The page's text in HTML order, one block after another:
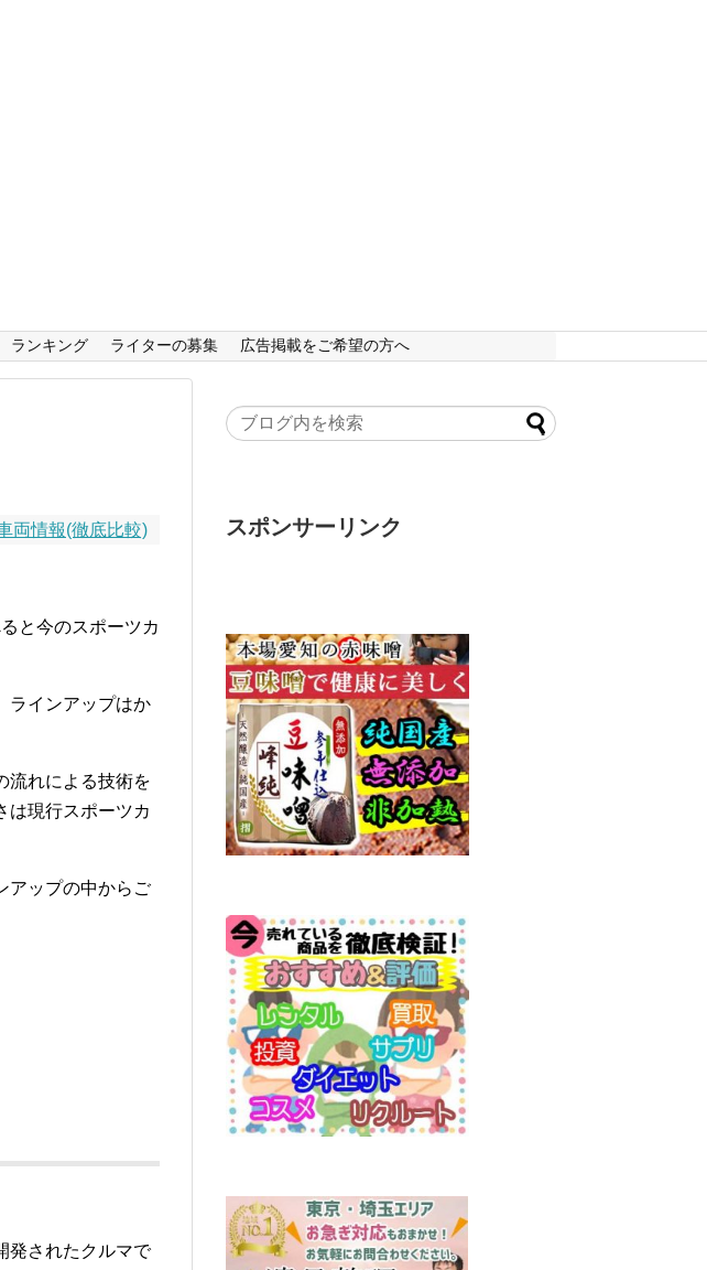
ランキング ライターの募集 広告掲載をご希望の方へ
両情報(徹底比較)
と今のスポーツカ
ラインアップはか
流れによる技術を
は現行スポーツカ
アップの中からご
発されたクルマで
スポンサーリンク